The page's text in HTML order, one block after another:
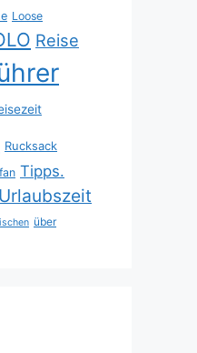
Loose
Reise
Rucksack
Tipps.
Urlaubszeit
über